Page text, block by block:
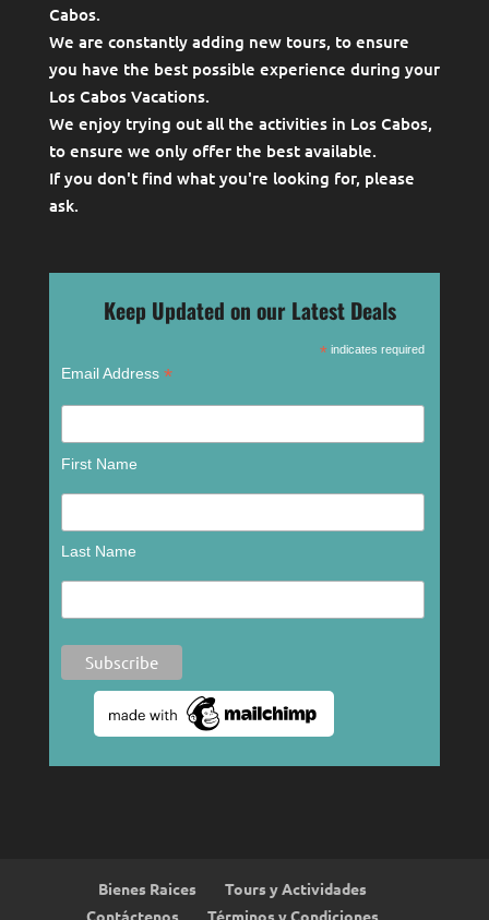
Cabos.
We are constantly adding new tours, to ensure
you have the best possible experience during your
Los Cabos Vacations.
We enjoy trying out all the activities in Los Cabos,
to ensure we only offer the best available.
If you don't find what you're looking for, please
ask.
Keep Updated on our Latest Deals
* indicates required
Email Address *
First Name
Last Name
Bienes Raices
Tours y Actividades
Contáctenos
Términos y Condiciones